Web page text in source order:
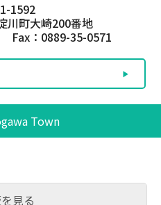
1592
川町大崎200番地
Fax：0889-35-0571
Town
見る